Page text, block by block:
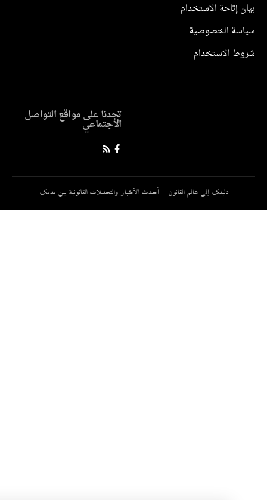
إتاحة الاستخدام
الخصوصية
الاستخدام
تجدنا على مواقع التواصل
الاجتماعي
دليلك إلى عالم القانون – أحدث الأخبار والتحليلات القانونية بين يديك